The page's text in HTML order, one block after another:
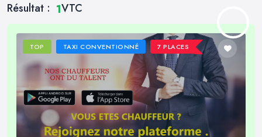
Résultat : 1VTC
TOP TAXI CONVENTIONNÉ 7 PLACES